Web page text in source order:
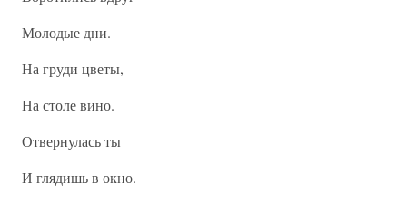
Молодые дни.
На груди цветы,
На столе вино.
Отвернулась ты
И глядишь в окно.